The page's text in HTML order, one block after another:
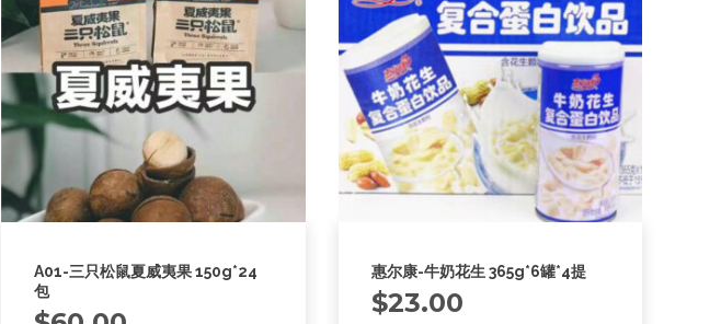
A01-三只松鼠夏威夷果 150g*24
包
惠尔康-牛奶花生 365g*6罐*4提
$23.00